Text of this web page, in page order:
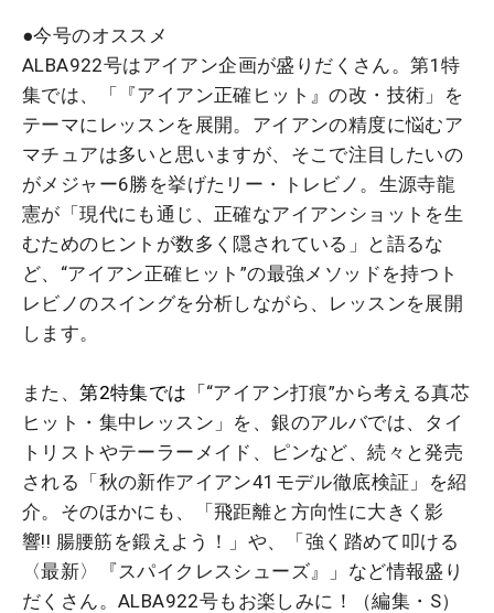
●今号のオススメ
ALBA922号はアイアン企画が盛りだくさん。第1特
集では、「『アイアン正確ヒット』の改・技術」を
テーマにレッスンを展開。アイアンの精度に悩むア
マチュアは多いと思いますが、そこで注目したいの
がメジャー6勝を挙げたリー・トレビノ。生源寺龍
憲が「現代にも通じ、正確なアイアンショットを生
むためのヒントが数多く隠されている」と語るな
ど、“アイアン正確ヒット”の最強メソッドを持つト
レビノのスイングを分析しながら、レッスンを展開
します。
また、第2特集では「“アイアン打痕”から考える真芯
ヒット・集中レッスン」を、銀のアルバでは、タイ
トリストやテーラーメイド、ピンなど、続々と発売
される「秋の新作アイアン41モデル徹底検証」を紹
介。そのほかにも、「飛距離と方向性に大きく影
響!! 腸腰筋を鍛えよう！」や、「強く踏めて叩ける
〈最新〉『スパイクレスシューズ』」など情報盛り
だくさん。ALBA922号もお楽しみに！（編集・S）